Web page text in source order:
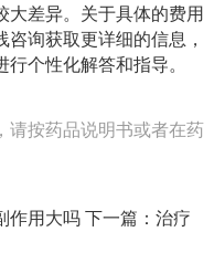
大差异。关于具体的费用
询获取更详细的信息，
个性化解答和指导。
请按药品说明书或者在药
作用大吗 下一篇： 治疗